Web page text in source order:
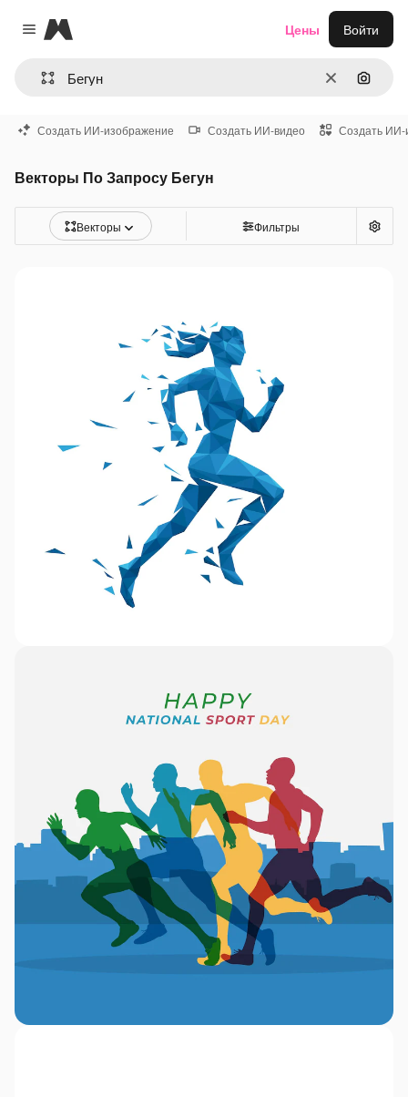
Close menu
Magnific
ОчиститьПоиск
Цены Войти
Создать ИИ-изображение Создать ИИ-видео Создать ИИ-
Векторы По Запросу Бегун
Векторы Фильтры